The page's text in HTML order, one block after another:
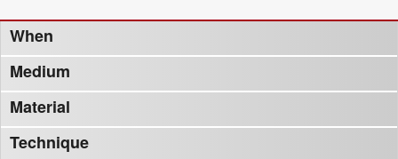
When
Medium
Material
Technique